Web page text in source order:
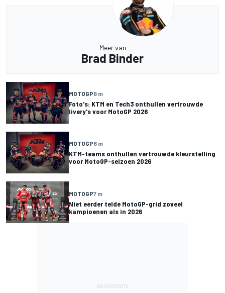
Meer van
Brad Binder
MOTOGP6 m
Foto's: KTM en Tech3 onthullen vertrouwde
livery's voor MotoGP 2026
MOTOGP6 m
KTM-teams onthullen vertrouwde kleurstelling
voor MotoGP-seizoen 2026
MOTOGP7 m
Niet eerder telde MotoGP-grid zoveel
kampioenen als in 2026